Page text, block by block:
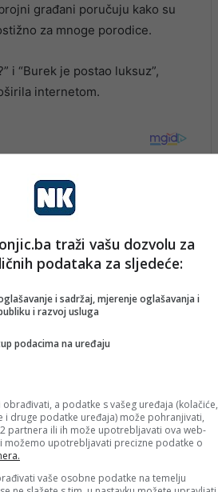
građani poručuju kako su
za mnoge porodice.
i “Burek je postao luksuz”,
internetom.
traži vašu dozvolu za
podataka za sljedeće:
i sadržaj, mjerenje oglašavanja i
i razvoj usluga
podacima na uređaju
a podatke s vašeg uređaja (kolačiće,
i druge podatke uređaja) može pohranjivati,
partnera ili ih može upotrebljavati ova web-
možemo upotrebljavati precizne podatke o
vaše osobne podatke na temelju